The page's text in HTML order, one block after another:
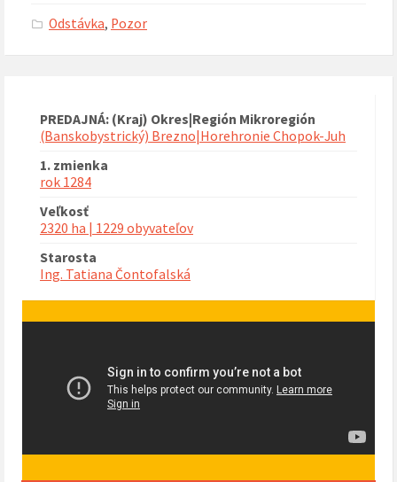
Odstávka, Pozor
PREDAJNÁ: (Kraj) Okres|Región Mikroregión
(Banskobystrický) Brezno|Horehronie Chopok-Juh
1. zmienka
rok 1284
Veľkosť
2320 ha | 1229 obyvateľov
Starosta
Ing. Tatiana Čontofalská